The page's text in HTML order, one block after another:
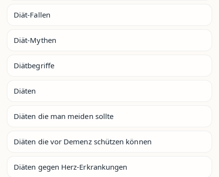
Diät-Fallen
Diät-Mythen
Diätbegriffe
Diäten
Diäten die man meiden sollte
Diäten die vor Demenz schützen können
Diäten gegen Herz-Erkrankungen